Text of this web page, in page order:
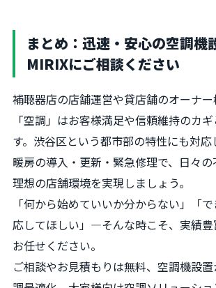
まとめ：迅速・安心の空調機
MIRIXにご相談ください
補聴器店の店舗運営や貸店舗のオーナー
「空調」はお客様満足や信頼維持のカ
す。渋谷区という都市部の特性にも対
暖房の導入・更新・緊急修理で、日々の
理想の店舗環境を実現しましょう。
「何から始めていいか分からない」「
応してほしい」―そんな時こそ、実績豊
お任せください。
ご相談やお見積もりは無料、空調機設